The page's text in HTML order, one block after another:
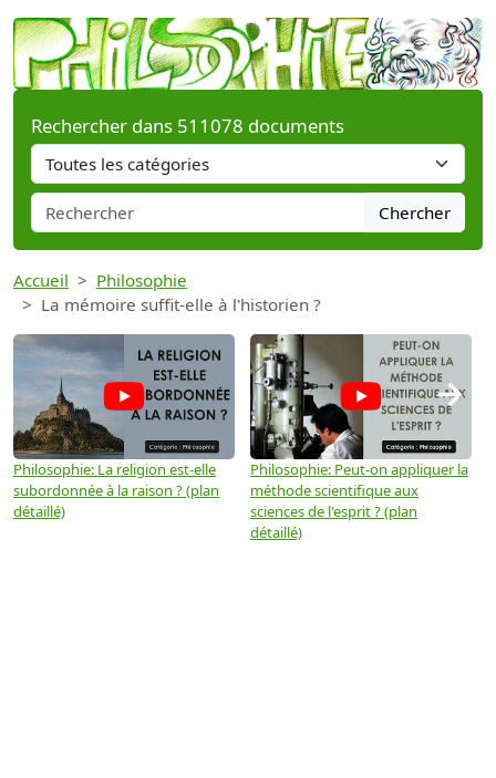
Rechercher dans 511078 documents
Chercher
Accueil
Philosophie
La mémoire suffit-elle à l'historien ?
Philosophie: La religion est-elle
subordonnée à la raison ? (plan
détaillé)
Philosophie: Peut-on appliquer la
méthode scientifique aux
sciences de l'esprit ? (plan
détaillé)
→